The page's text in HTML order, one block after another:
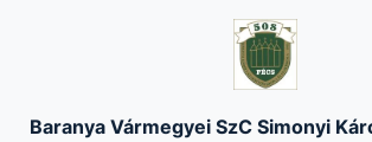
Baranya Vármegyei SzC Simonyi